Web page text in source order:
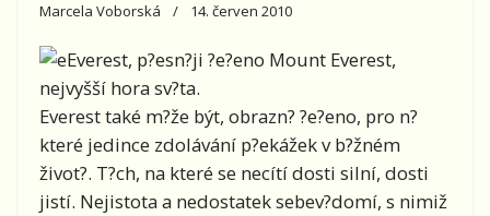
Marcela Voborská 14. červen 2010
Everest, p?esn?ji ?e?eno Mount Everest,
nejvyšší hora sv?ta.
Everest také m?že být, obrazn? ?e?eno, pro n?
které jedince zdolávání p?ekážek v b?žném
život?. T?ch, na které se necítí dosti silní, dosti
jistí. Nejistota a nedostatek sebev?domí, s nimiž